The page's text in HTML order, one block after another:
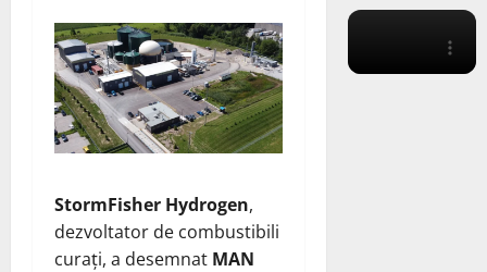
StormFisher Hydrogen,
dezvoltator de combustibili
curați, a desemnat MAN